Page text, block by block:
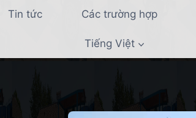
Tin tức Các trường hợp
Tiếng Việt